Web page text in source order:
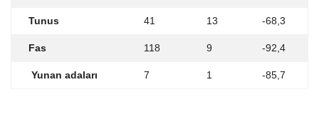
Tunus 41 13 -68,3
Fas 118 9 -92,4
Yunan adaları 7 1 -85,7